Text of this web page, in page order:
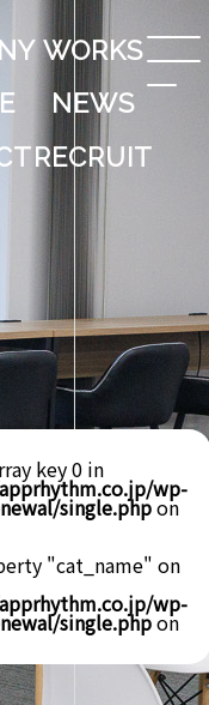
WORKS
NEWS
RECRUIT
key 0 in
wp-
single.phpon
"cat_name" on
wp-
single.phpon